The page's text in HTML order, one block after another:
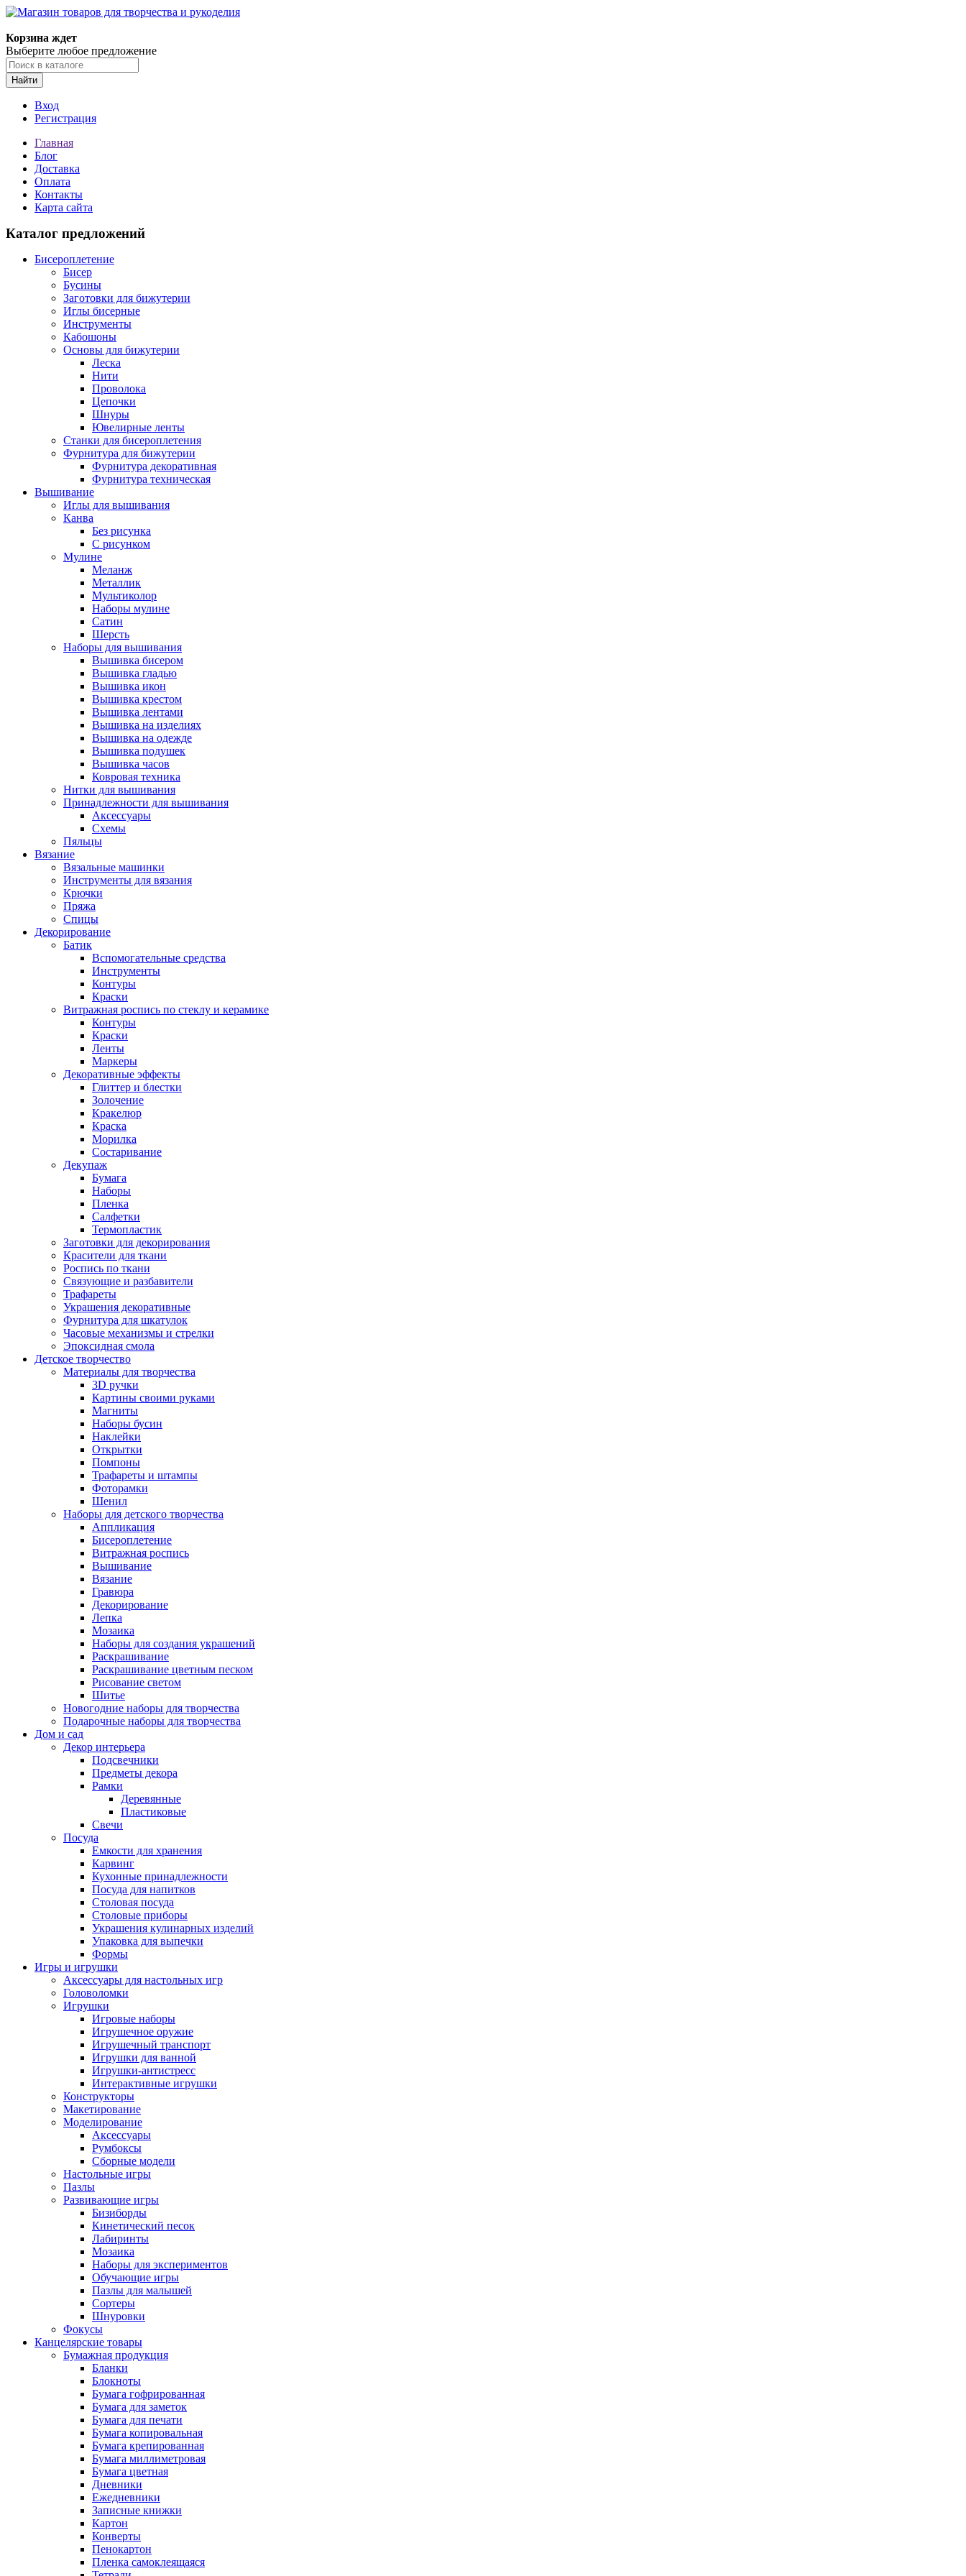
Корзина ждет
Выберите любое предложение
Найти
Вход
Регистрация
Главная
Блог
Доставка
Оплата
Контакты
Карта сайта
Каталог предложений
Бисероплетение
Бисер
Бусины
Заготовки для бижутерии
Иглы бисерные
Инструменты
Кабошоны
Основы для бижутерии
Леска
Нити
Проволока
Цепочки
Шнуры
Ювелирные ленты
Станки для бисероплетения
Фурнитура для бижутерии
Фурнитура декоративная
Фурнитура техническая
Вышивание
Иглы для вышивания
Канва
Без рисунка
С рисунком
Мулине
Меланж
Металлик
Мультиколор
Наборы мулине
Сатин
Шерсть
Наборы для вышивания
Вышивка бисером
Вышивка гладью
Вышивка икон
Вышивка крестом
Вышивка лентами
Вышивка на изделиях
Вышивка на одежде
Вышивка подушек
Вышивка часов
Ковровая техника
Нитки для вышивания
Принадлежности для вышивания
Аксессуары
Схемы
Пяльцы
Вязание
Вязальные машинки
Инструменты для вязания
Крючки
Пряжа
Спицы
Декорирование
Батик
Вспомогательные средства
Инструменты
Контуры
Краски
Витражная роспись по стеклу и керамике
Контуры
Краски
Ленты
Маркеры
Декоративные эффекты
Глиттер и блестки
Золочение
Кракелюр
Краска
Морилка
Состаривание
Декупаж
Бумага
Наборы
Пленка
Салфетки
Термопластик
Заготовки для декорирования
Красители для ткани
Роспись по ткани
Связующие и разбавители
Трафареты
Украшения декоративные
Фурнитура для шкатулок
Часовые механизмы и стрелки
Эпоксидная смола
Детское творчество
Материалы для творчества
3D ручки
Картины своими руками
Магниты
Наборы бусин
Наклейки
Открытки
Помпоны
Трафареты и штампы
Фоторамки
Шенил
Наборы для детского творчества
Аппликация
Бисероплетение
Витражная роспись
Вышивание
Вязание
Гравюра
Декорирование
Лепка
Мозаика
Наборы для создания украшений
Раскрашивание
Раскрашивание цветным песком
Рисование светом
Шитье
Новогодние наборы для творчества
Подарочные наборы для творчества
Дом и сад
Декор интерьера
Подсвечники
Предметы декора
Рамки
Деревянные
Пластиковые
Свечи
Посуда
Емкости для хранения
Карвинг
Кухонные принадлежности
Посуда для напитков
Столовая посуда
Столовые приборы
Украшения кулинарных изделий
Упаковка для выпечки
Формы
Игры и игрушки
Аксессуары для настольных игр
Головоломки
Игрушки
Игровые наборы
Игрушечное оружие
Игрушечный транспорт
Игрушки для ванной
Игрушки-антистресс
Интерактивные игрушки
Конструкторы
Макетирование
Моделирование
Аксессуары
Румбоксы
Сборные модели
Настольные игры
Пазлы
Развивающие игры
Бизиборды
Кинетический песок
Лабиринты
Мозаика
Наборы для экспериментов
Обучающие игры
Пазлы для малышей
Сортеры
Шнуровки
Фокусы
Канцелярские товары
Бумажная продукция
Бланки
Блокноты
Бумага гофрированная
Бумага для заметок
Бумага для печати
Бумага копировальная
Бумага крепированная
Бумага миллиметровая
Бумага цветная
Дневники
Ежедневники
Записные книжки
Картон
Конверты
Пенокартон
Пленка самоклеящаяся